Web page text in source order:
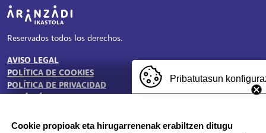
Irudia
Reservados todos los derechos.
TESTU-LEGALAK
AVISO LEGAL
POLÍTICA DE COOKIES
POLÍTICA DE PRIVACIDAD
Pribatutasun
Cookie propioak eta hirugarrenenak erabiltzen ditugu